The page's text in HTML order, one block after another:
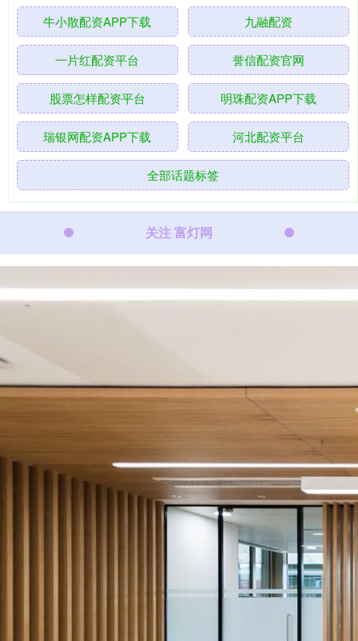
牛小散配资APP下载 九融配资
一片红配资平台 誉信配资官网
股票怎样配资平台 明珠配资APP下载
瑞银网配资APP下载 河北配资平台
全部话题标签
关注 富灯网